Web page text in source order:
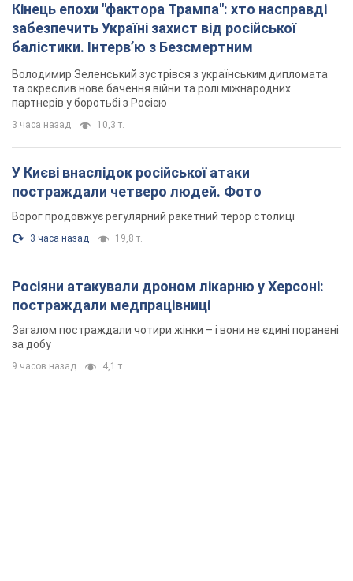
Кінець епохи "фактора Трампа": хто насправді
забезпечить Україні захист від російської
балістики. Інтерв’ю з Безсмертним
Володимир Зеленський зустрівся з українським дипломата
та окреслив нове бачення війни та ролі міжнародних
партнерів у боротьбі з Росією
3 часа назад 10,3 т.
У Києві внаслідок російської атаки
постраждали четверо людей. Фото
Ворог продовжує регулярний ракетний терор столиці
3 часа назад 19,8 т.
Росіяни атакували дроном лікарню у Херсоні:
постраждали медпрацівниці
Загалом постраждали чотири жінки – і вони не єдині поранені
за добу
9 часов назад 4,1 т.